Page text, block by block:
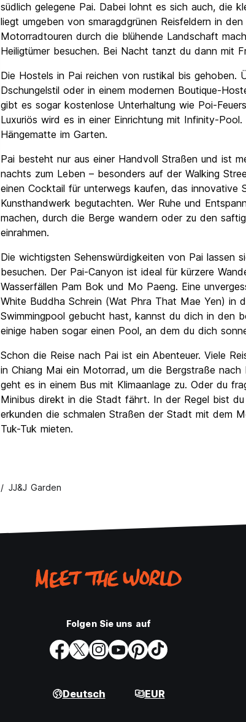
südlich gelegene Pai. Dabei lohnt es sich auch, die
liegt umgeben von smaragdgrünen Reisfeldern in
Motorradtouren durch die blühende Landschaft
Heiligtümer besuchen. Bei Nacht tanzt du dann mit
Die Hostels in Pai reichen von rustikal bis gehoben.
Dschungelstil oder in einem modernen Boutique-
gibt es sogar kostenlose Unterhaltung wie Poi-
Luxuriös wird es in einer Einrichtung mit Infinity-
Hängematte im Garten.
Pai besteht nur aus einer Handvoll Straßen und ist
nachts zum Leben – besonders auf der Walking
einen Cocktail für unterwegs kaufen, das innovative
Kunsthandwerk begutachten. Wer Ruhe und
machen, durch die Berge wandern oder zu den
einrahmen.
Die wichtigsten Sehenswürdigkeiten von Pai lassen
besuchen. Der Pai-Canyon ist ideal für kürzere
Wasserfällen Pam Bok und Mo Paeng. Eine
White Buddha Schrein (Wat Phra That Mae Yen) in
Swimmingpool gebucht hast, kannst du dich in den
einige haben sogar einen Pool, an dem du dich
Schon die Reise nach Pai ist ein Abenteuer. Viele
in Chiang Mai ein Motorrad, um die Bergstraße
geht es in einem Bus mit Klimaanlage zu. Oder du
Minibus direkt in die Stadt fährt. In der Regel bist
erkunden die schmalen Straßen der Stadt mit dem
Tuk-Tuk mieten.
JJ&J Garden
Folgen Sie uns auf
Deutsch EUR